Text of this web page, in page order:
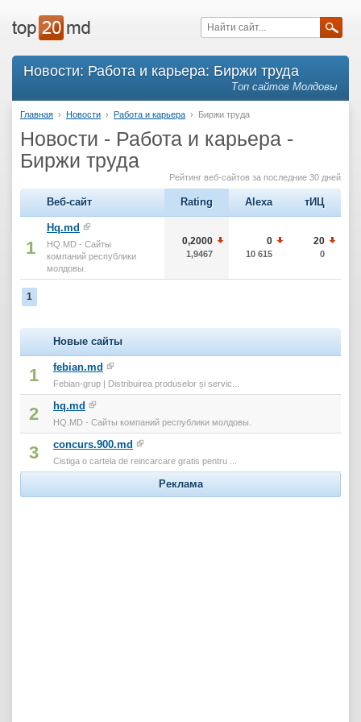
Новости: Работа и карьера: Биржи труда
Топ сайтов Молдовы
Главная › Новости › Работа и карьера › Биржи труда
Новости - Работа и карьера -
Биржи труда
Рейтинг веб-сайтов за последние 30 дней
Веб-сайт Rating Alexa тИЦ
1
Hq.md
HQ.MD - Сайты
компаний республики
молдовы.
0,2000
1,9467
0
10 615
20
0
1
Новые сайты
1 febian.md
Febian-grup | Distribuirea produselor și servic...
2 hq.md
HQ.MD - Сайты компаний республики молдовы.
3 concurs.900.md
Cistiga o cartela de reincarcare gratis pentru ...
Реклама